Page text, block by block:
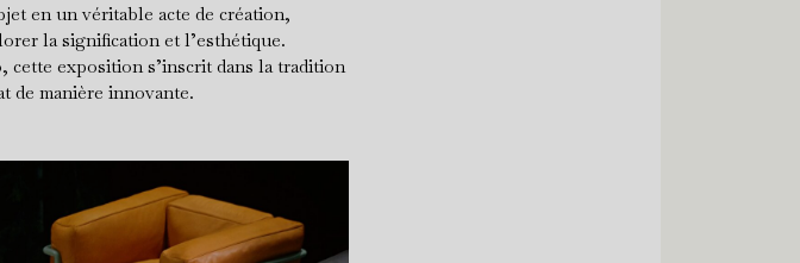
en un véritable acte de création,
la signification et l’esthétique.
exposition s’inscrit dans la tradition
de manière innovante.